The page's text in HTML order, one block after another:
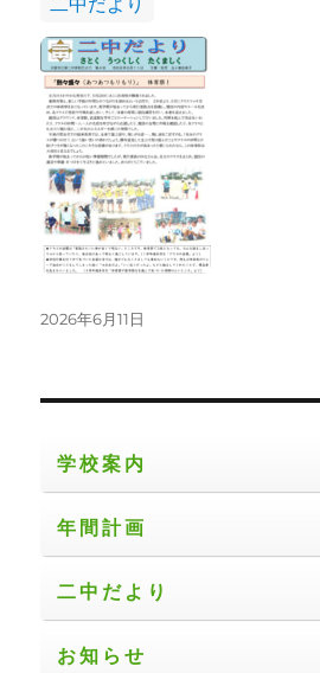
テ
ゴ
リ
ー
投
2026年6月11日
学校案内
年間計画
二中だより
お知らせ